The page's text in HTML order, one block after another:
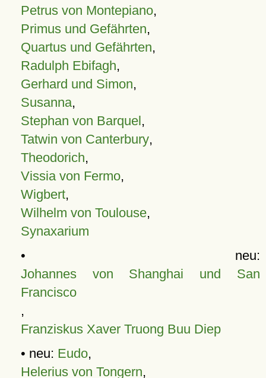
Petrus von Montepiano,
Primus und Gefährten,
Quartus und Gefährten,
Radulph Ebifagh,
Gerhard und Simon,
Susanna,
Stephan von Barquel,
Tatwin von Canterbury,
Theodorich,
Vissia von Fermo,
Wigbert,
Wilhelm von Toulouse,
Synaxarium
• neu:
Johannes von Shanghai und San
Francisco
,
Franziskus Xaver Truong Buu Diep
• neu: Eudo,
Helerius von Tongern,